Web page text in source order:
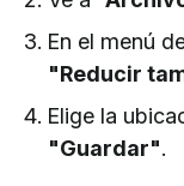
En el menú
"Reducir
Elige la
"Guardar".